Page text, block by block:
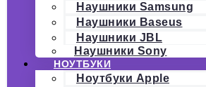
Наушники Samsung
Наушники Baseus
Наушники JBL
Наушники Sony
НОУТБУКИ
Ноутбуки Apple